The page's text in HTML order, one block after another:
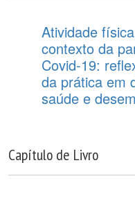
Atividade
contexto da
Covid-19:
da prática em
saúde e
Capítulo de Livro